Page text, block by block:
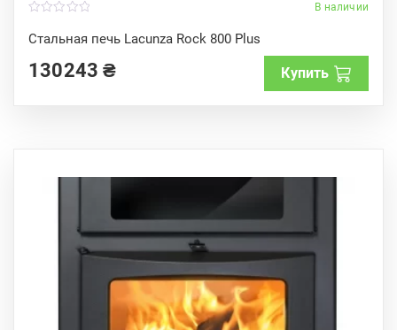
В наличии
Стальная печь Lacunza Rock 800 Plus
o
u
o
130243₴ Купить